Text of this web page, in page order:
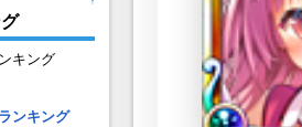
↑
キング
ンキング